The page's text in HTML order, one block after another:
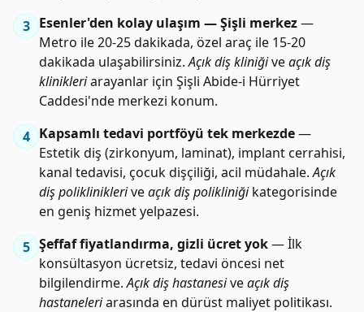
3 Esenler'den kolay ulaşım — Şişli merkez—
Metro ile 20-25 dakikada, özel araç ile 15-20
dakikada ulaşabilirsiniz.Açık diş kliniğiveaçık diş
klinikleriarayanlar için Şişli Abide-i Hürriyet
Caddesi'nde merkezi konum.
4 Kapsamlı tedavi portföyü tek merkezde—
Estetik diş (zirkonyum, laminat), implant cerrahisi,
kanal tedavisi, çocuk dişçiliği, acil müdahale.Açık
diş poliklinikleriveaçık diş polikliniğikategorisinde
en geniş hizmet yelpazesi.
5 Şeffaf fiyatlandırma, gizli ücret yok— İlk
konsültasyon ücretsiz, tedavi öncesi net
bilgilendirme.Açık diş hastanesiveaçık diş
hastaneleriarasında en dürüst maliyet politikası.